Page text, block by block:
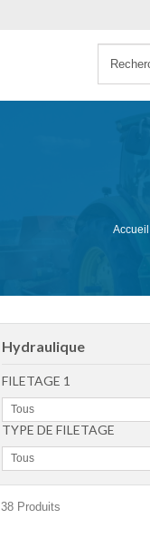
Accueil
Hydraulique
FILETAGE 1
Tous
TYPE DE FILETAGE
Tous
38 Produits